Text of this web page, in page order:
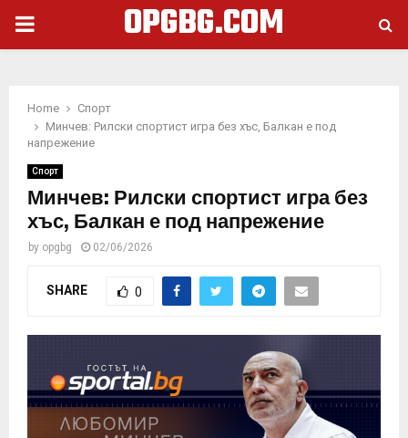
PRIMARY
OPGBG.COM
Home
Спорт
Минчев: Рилски спортист игра без хъс, Балкан е под
напрежение
Спорт
Минчев: Рилски спортист игра без
хъс, Балкан е под напрежение
by opgbg 02/06/2026
SHARE 0